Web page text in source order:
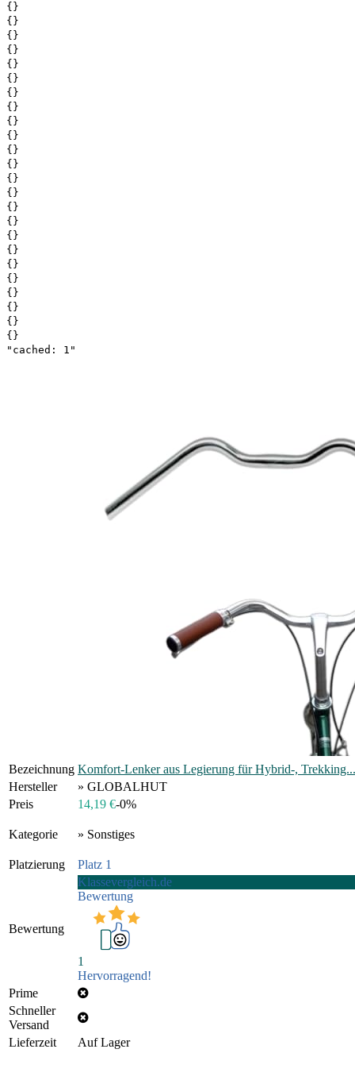
{}
{}
{}
{}
{}
{}
{}
{}
{}
{}
{}
{}
{}
{}
{}
{}
{}
{}
{}
{}
{}
{}
{}
{}
"cached: 1"
Bezeichnung Komfort-Lenker aus Legierung für Hybrid-, Trekking...
Hersteller
» GLOBALHUT
Preis
14,19 €-0%
Kategorie » Sonstiges
Platzierung Platz 1
Bewertung
Klassevergleich.de
Bewertung
1
Hervorragend!
Prime
Schneller
Versand
Lieferzeit
Auf Lager